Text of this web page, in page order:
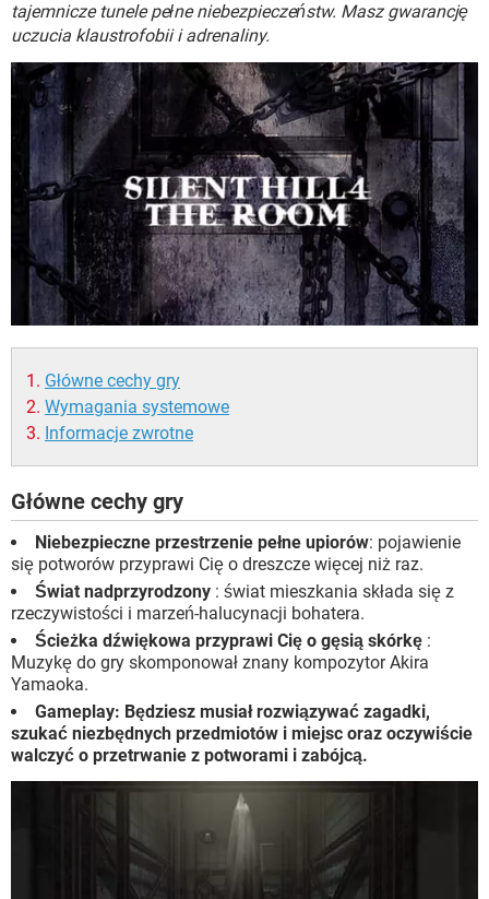
tajemnicze tunele pełne niebezpieczeństw. Masz gwarancję
uczucia klaustrofobii i adrenaliny.
Główne cechy gry
Wymagania systemowe
Informacje zwrotne
Główne cechy gry
Niebezpieczne przestrzenie pełne upiorów: pojawienie
się potworów przyprawi Cię o dreszcze więcej niż raz.
Świat nadprzyrodzony : świat mieszkania składa się z
rzeczywistości i marzeń-halucynacji bohatera.
Ścieżka dźwiękowa przyprawi Cię o gęsią skórkę :
Muzykę do gry skomponował znany kompozytor Akira
Yamaoka.
Gameplay: Będziesz musiał rozwiązywać zagadki,
szukać niezbędnych przedmiotów i miejsc oraz oczywiście
walczyć o przetrwanie z potworami i zabójcą.